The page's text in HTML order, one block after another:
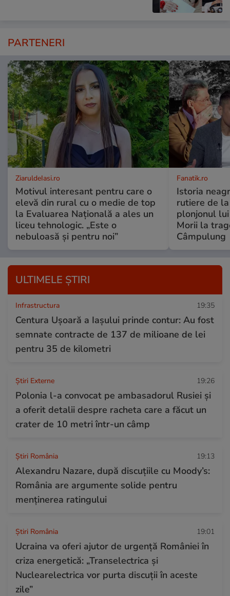
PARTENERI
ZiaruldeIasi.ro
Motivul interesant pentru care o
elevă din rural cu o medie de top
la Evaluarea Națională a ales un
liceu tehnologic. „Este o
nebuloasă și pentru noi”
Fanatik.ro
Istoria
rutiere de
plonjonul
Morii la
Câmpulung
ULTIMELE ȘTIRI
Infrastructura 19:35
Centura Ușoară a Iașului prinde contur: Au fost
semnate contracte de 137 de milioane de lei
pentru 35 de kilometri
Știri Externe 19:26
Polonia l-a convocat pe ambasadorul Rusiei și
a oferit detalii despre racheta care a făcut un
crater de 10 metri într-un câmp
Știri România 19:13
Alexandru Nazare, după discuțiile cu Moody’s:
România are argumente solide pentru
menținerea ratingului
Știri România 19:01
Ucraina va oferi ajutor de urgență României în
criza energetică: „Transelectrica şi
Nuclearelectrica vor purta discuţii în aceste
zile”